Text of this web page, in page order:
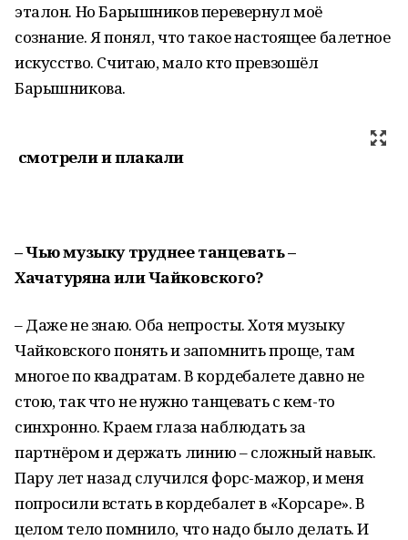
эталон. Но Барышников перевернул моё
сознание. Я понял, что такое настоящее балетное
искусство. Считаю, мало кто превзошёл
Барышникова.
смотрели и плакали
– Чью музыку труднее танцевать –
Хачатуряна или Чайковского?
– Даже не знаю. Оба непросты. Хотя музыку
Чайковского понять и запомнить проще, там
многое по квадратам. В кордебалете давно не
стою, так что не нужно танцевать с кем-то
синхронно. Краем глаза наблюдать за
партнёром и держать линию – сложный навык.
Пару лет назад случился форс-мажор, и меня
попросили встать в кордебалет в «Корсаре». В
целом тело помнило, что надо было делать. И